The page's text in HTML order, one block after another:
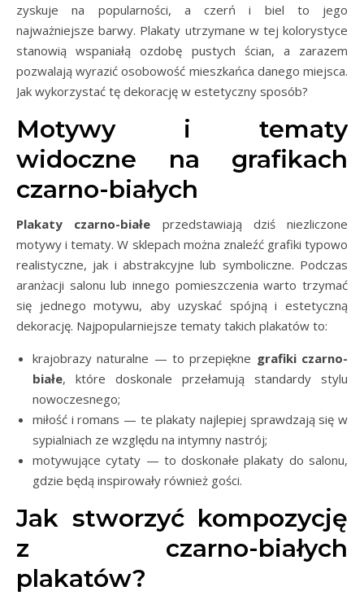
zyskuje na popularności, a czerń i biel to jego
najważniejsze barwy. Plakaty utrzymane w tej kolorystyce
stanowią wspaniałą ozdobę pustych ścian, a zarazem
pozwalają wyrazić osobowość mieszkańca danego miejsca.
Jak wykorzystać tę dekorację w estetyczny sposób?
Motywy i tematy
widoczne na grafikach
czarno-białych
Plakaty czarno-białe przedstawiają dziś niezliczone
motywy i tematy. W sklepach można znaleźć grafiki typowo
realistyczne, jak i abstrakcyjne lub symboliczne. Podczas
aranżacji salonu lub innego pomieszczenia warto trzymać
się jednego motywu, aby uzyskać spójną i estetyczną
dekorację. Najpopularniejsze tematy takich plakatów to:
krajobrazy naturalne — to przepiękne grafiki czarno-
białe, które doskonale przełamują standardy stylu
nowoczesnego;
miłość i romans — te plakaty najlepiej sprawdzają się w
sypialniach ze względu na intymny nastrój;
motywujące cytaty — to doskonałe plakaty do salonu,
gdzie będą inspirowały również gości.
Jak stworzyć kompozycję
z czarno-białych
plakatów?